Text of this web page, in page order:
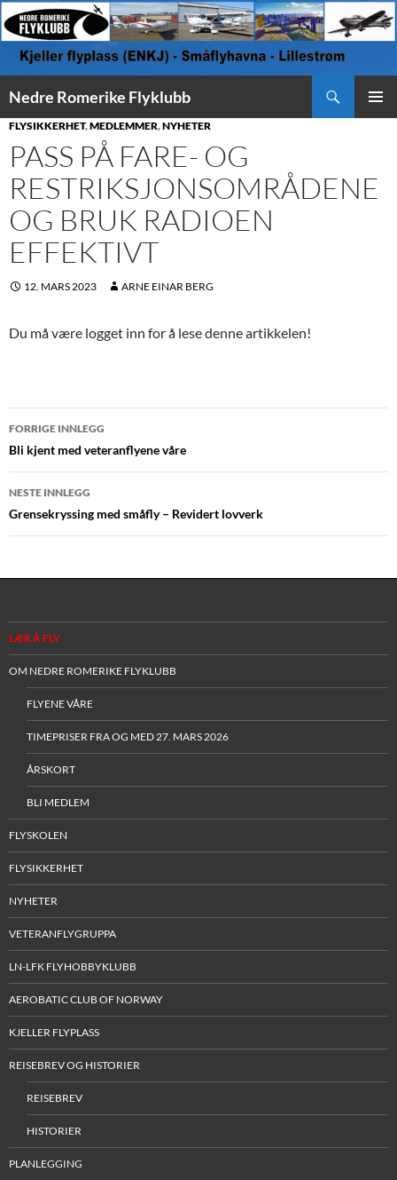
Nedre Romerike Flyklubb
TIL
INNHOLD
FLYSIKKERHET,MEDLEMMER,NYHETER
PASS PÅ FARE- OG
RESTRIKSJONSOMRÅDENE
OG BRUK RADIOEN
EFFEKTIVT
12. MARS 2023 ARNE EINAR BERG
Du må være logget inn for å lese denne artikkelen!
Innleggsnavigasjon
FORRIGE INNLEGG
Bli kjent med veteranflyene våre
NESTE INNLEGG
Grensekryssing med småfly – Revidert lovverk
LÆR Å FLY
OM NEDRE ROMERIKE FLYKLUBB
FLYENE VÅRE
TIMEPRISER FRA OG MED 27. MARS 2026
ÅRSKORT
BLI MEDLEM
FLYSKOLEN
FLYSIKKERHET
NYHETER
VETERANFLYGRUPPA
LN-LFK FLYHOBBYKLUBB
AEROBATIC CLUB OF NORWAY
KJELLER FLYPLASS
REISEBREV OG HISTORIER
REISEBREV
HISTORIER
PLANLEGGING